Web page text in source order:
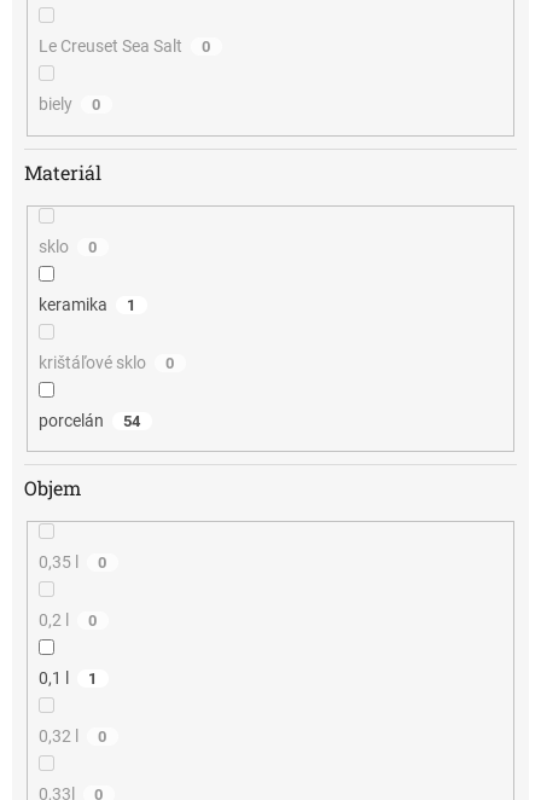
Le Creuset Sea Salt 0
biely 0
Materiál
sklo 0
keramika 1
krištáľové sklo 0
porcelán 54
Objem
0,35 l 0
0,2 l 0
0,1 l 1
0,32 l 0
0,33l 0